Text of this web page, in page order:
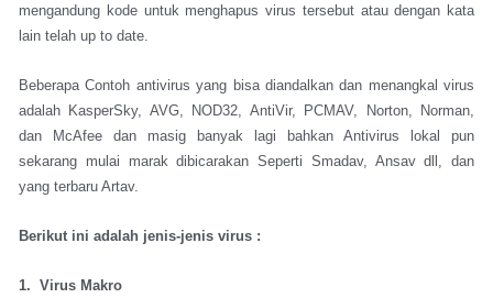
mengandung kode untuk menghapus virus tersebut atau dengan kata
lain telah up to date.
Beberapa Contoh antivirus yang bisa diandalkan dan menangkal virus
adalah KasperSky, AVG, NOD32, AntiVir, PCMAV, Norton, Norman,
dan McAfee dan masig banyak lagi bahkan Antivirus lokal pun
sekarang mulai marak dibicarakan Seperti Smadav, Ansav dll, dan
yang terbaru Artav.
Berikut ini adalah jenis-jenis virus :
1. Virus Makro